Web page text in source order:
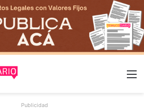
Publicidad